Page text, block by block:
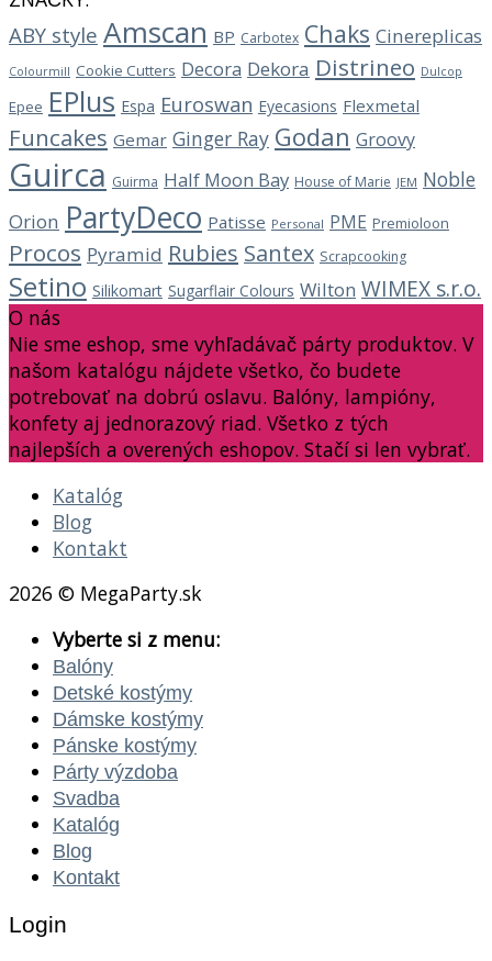
ABY style Amscan BP Carbotex Chaks Cinereplicas
Colourmill Cookie Cutters Decora Dekora Distrineo Dulcop
Epee EPlus Espa Euroswan Eyecasions Flexmetal
Funcakes Gemar Ginger Ray Godan Groovy
Guirca Guirma Half Moon Bay House of Marie JEM Noble
Orion PartyDeco Patisse Personal PME Premioloon
Procos Pyramid Rubies Santex Scrapcooking
Setino Silikomart Sugarflair Colours Wilton WIMEX s.r.o.
O nás
Nie sme eshop, sme vyhľadávač párty produktov. V
našom katalógu nájdete všetko, čo budete
potrebovať na dobrú oslavu. Balóny, lampióny,
konfety aj jednorazový riad. Všetko z tých
najlepších a overených eshopov. Stačí si len vybrať.
Katalóg
Blog
Kontakt
2026 © MegaParty.sk
Vyberte si z menu:
Balóny
Detské kostýmy
Dámske kostýmy
Pánske kostýmy
Párty výzdoba
Svadba
Katalóg
Blog
Kontakt
Login